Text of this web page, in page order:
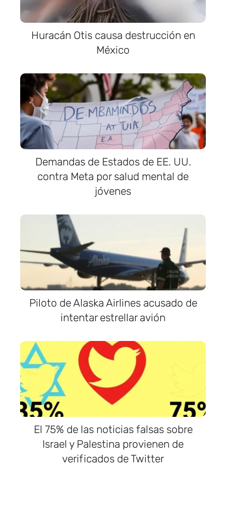
Huracán Otis causa destrucción en
México
Demandas de Estados de EE. UU.
contra Meta por salud mental de
jóvenes
Piloto de Alaska Airlines acusado de
intentar estrellar avión
El 75% de las noticias falsas sobre
Israel y Palestina provienen de
verificados de Twitter